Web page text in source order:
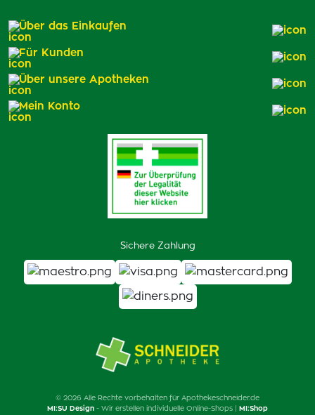
Sichere Zahlung
Über das Einkaufen
Für Kunden
Über unsere Apotheken
Mein Konto
© 2026 Alle Rechte vorbehalten für Apothekeschneider.de
MI:SU Design - Wir erstellen individuelle Online-Shops | MI:Shop